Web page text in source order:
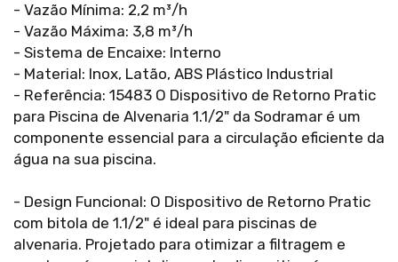
- Vazão Mínima: 2,2 m³/h
- Vazão Máxima: 3,8 m³/h
- Sistema de Encaixe: Interno
- Material: Inox, Latão, ABS Plástico Industrial
- Referência: 15483 O Dispositivo de Retorno Pratic
para Piscina de Alvenaria 1.1/2" da Sodramar é um
componente essencial para a circulação eficiente da
água na sua piscina.
- Design Funcional: O Dispositivo de Retorno Pratic
com bitola de 1.1/2" é ideal para piscinas de
alvenaria. Projetado para otimizar a filtragem e